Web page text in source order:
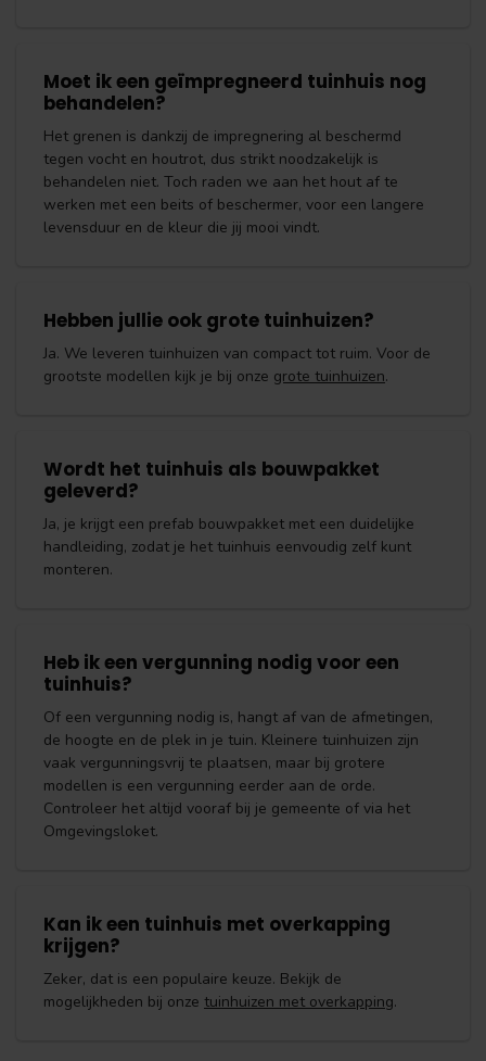
Moet ik een geïmpregneerd tuinhuis nog
behandelen?
Het grenen is dankzij de impregnering al beschermd
tegen vocht en houtrot, dus strikt noodzakelijk is
behandelen niet. Toch raden we aan het hout af te
werken met een beits of beschermer, voor een langere
levensduur en de kleur die jij mooi vindt.
Hebben jullie ook grote tuinhuizen?
Ja. We leveren tuinhuizen van compact tot ruim. Voor de
grootste modellen kijk je bij onze grote tuinhuizen.
Wordt het tuinhuis als bouwpakket
geleverd?
Ja, je krijgt een prefab bouwpakket met een duidelijke
handleiding, zodat je het tuinhuis eenvoudig zelf kunt
monteren.
Heb ik een vergunning nodig voor een
tuinhuis?
Of een vergunning nodig is, hangt af van de afmetingen,
de hoogte en de plek in je tuin. Kleinere tuinhuizen zijn
vaak vergunningsvrij te plaatsen, maar bij grotere
modellen is een vergunning eerder aan de orde.
Controleer het altijd vooraf bij je gemeente of via het
Omgevingsloket.
Kan ik een tuinhuis met overkapping
krijgen?
Zeker, dat is een populaire keuze. Bekijk de
mogelijkheden bij onze tuinhuizen met overkapping.